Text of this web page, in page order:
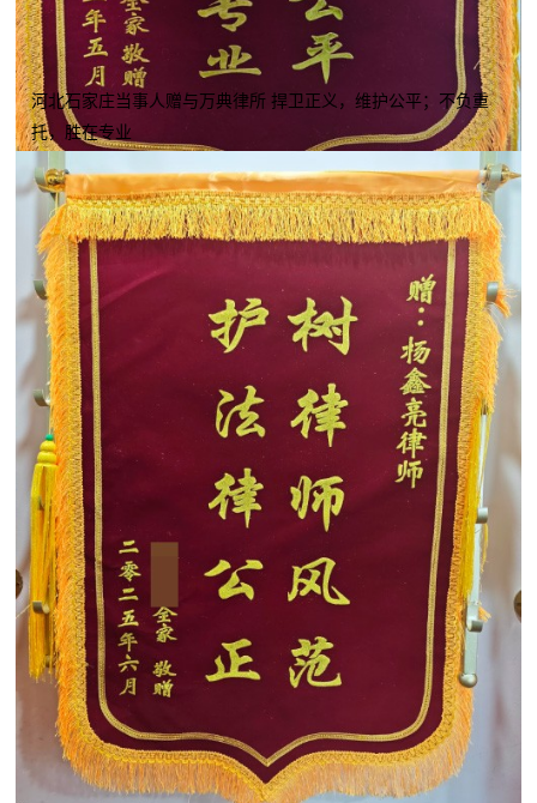
河北石家庄当事人赠与万典律所 捍卫正义，维护公平；不负重
托，胜在专业